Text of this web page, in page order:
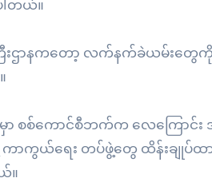
ါတယ်။
းဌာနကတော့ လက်နက်ခဲယမ်းတွေ
စစ်ကောင်စီဘက်က လေကြောင်း
ကွယ်ရေး တပ်ဖွဲ့တွေ ထိန်းချုပ်ထား
။